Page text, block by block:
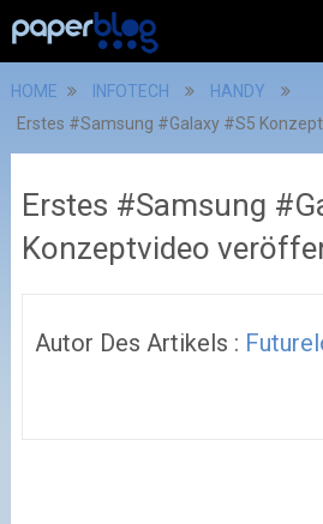
HOME INFOTECH
HANDY
Erstes #Samsung #Galaxy #S5
Erstes #Samsung
Konzeptvideo
Autor Des Artikels :